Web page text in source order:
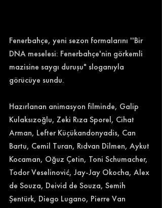
Fenerbahçe, yeni sezon formalarını ''Bir
DNA meselesi: Fenerbahçe'nin görkemli
mazisine saygı duruşu" sloganıyla
görücüye sundu.
Hazırlanan animasyon filminde, Galip
Kulaksızoğlu, Zeki Rıza Sporel, Cihat
Arman, Lefter Küçükandonyadis, Can
Bartu, Cemil Turan, Rıdvan Dilmen, Aykut
Kocaman, Oğuz Çetin, Toni Schumacher,
Todor Veselinović, Jay-Jay Okocha, Alex
de Souza, Deivid de Souza, Semih
Şentürk, Diego Lugano, Pierre Van